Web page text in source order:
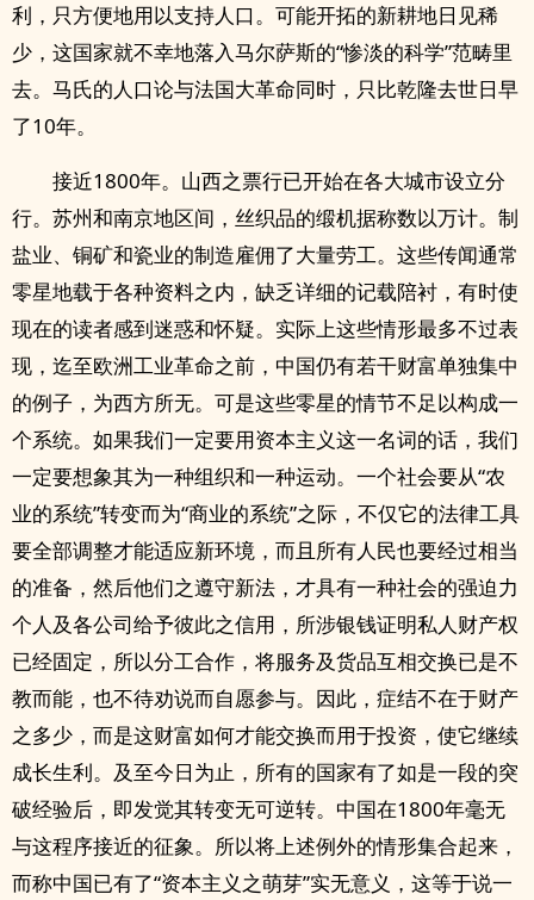
利，只方便地用以支持人口。可能开拓的新耕地日见稀
少，这国家就不幸地落入马尔萨斯的“惨淡的科学”范畴里
去。马氏的人口论与法国大革命同时，只比乾隆去世日早
了10年。
接近1800年。山西之票行已开始在各大城市设立分
行。苏州和南京地区间，丝织品的缎机据称数以万计。制
盐业、铜矿和瓷业的制造雇佣了大量劳工。这些传闻通常
零星地载于各种资料之内，缺乏详细的记载陪衬，有时使
现在的读者感到迷惑和怀疑。实际上这些情形最多不过表
现，迄至欧洲工业革命之前，中国仍有若干财富单独集中
的例子，为西方所无。可是这些零星的情节不足以构成一
个系统。如果我们一定要用资本主义这一名词的话，我们
一定要想象其为一种组织和一种运动。一个社会要从“农
业的系统”转变而为“商业的系统”之际，不仅它的法律工具
要全部调整才能适应新环境，而且所有人民也要经过相当
的准备，然后他们之遵守新法，才具有一种社会的强迫力
个人及各公司给予彼此之信用，所涉银钱证明私人财产权
已经固定，所以分工合作，将服务及货品互相交换已是不
教而能，也不待劝说而自愿参与。因此，症结不在于财产
之多少，而是这财富如何才能交换而用于投资，使它继续
成长生利。及至今日为止，所有的国家有了如是一段的突
破经验后，即发觉其转变无可逆转。中国在1800年毫无
与这程序接近的征象。所以将上述例外的情形集合起来，
而称中国已有了“资本主义之萌芽”实无意义，这等于说一